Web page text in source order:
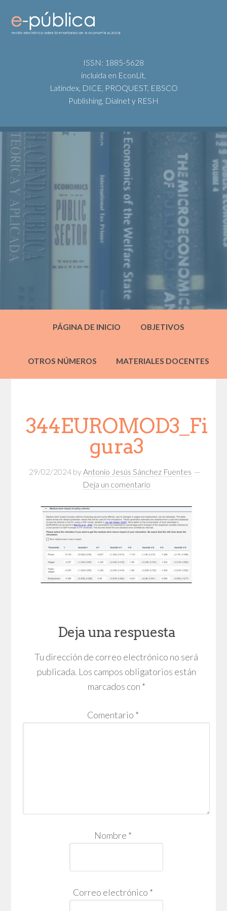
ISSN: 1885-5628
incluida en EconLit,
Latindex, DICE, PROQUEST, EBSCO
Publishing, Dialnet y RESH
PÁGINA DE INICIO OBJETIVOS
OTROS NÚMEROS MATERIALES DOCENTES
344EUROMOD3_Fi
gura3
29/02/2024 by Antonio Jesús Sánchez Fuentes
Deja un comentario
Deja una respuesta
Tu dirección de correo electrónico no será
publicada. Los campos obligatorios están
marcados con *
Comentario *
Nombre *
Correo electrónico *